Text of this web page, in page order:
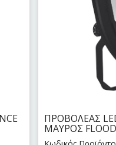
ΠΡΟΒΟΛΕΑΣ
ΜΑΥΡΟΣ